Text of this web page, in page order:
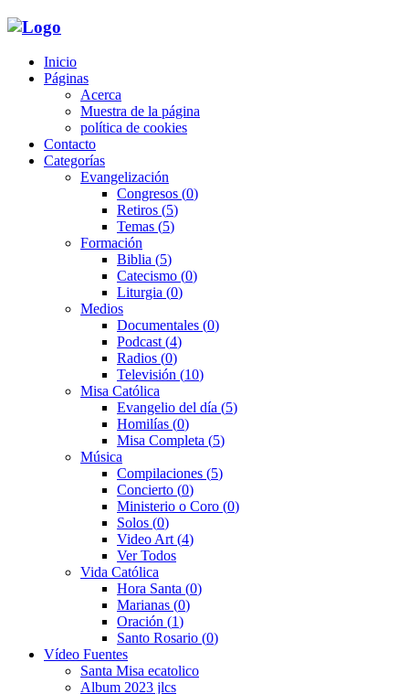
Inicio
Páginas
Acerca
Muestra de la página
política de cookies
Contacto
Categorías
Evangelización
Congresos
(0)
Retiros
(5)
Temas
(5)
Formación
Biblia
(5)
Catecismo
(0)
Liturgia
(0)
Medios
Documentales
(0)
Podcast
(4)
Radios
(0)
Televisión
(10)
Misa Católica
Evangelio del día
(5)
Homilías
(0)
Misa Completa
(5)
Música
Compilaciones
(5)
Concierto
(0)
Ministerio o Coro
(0)
Solos
(0)
Video Art
(4)
Ver Todos
Vida Católica
Hora Santa
(0)
Marianas
(0)
Oración
(1)
Santo Rosario
(0)
Vídeo Fuentes
Santa Misa ecatolico
Album 2023 jlcs